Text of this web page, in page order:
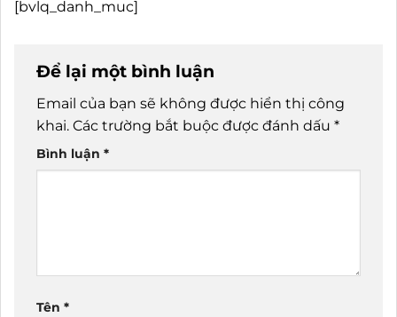
[bvlq_danh_muc]
Để lại một bình luận
Email của bạn sẽ không được hiển thị công
khai. Các trường bắt buộc được đánh dấu *
Bình luận *
Tên *